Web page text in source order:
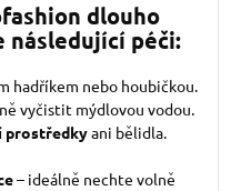
dlouho
následující péči:
hadříkem nebo houbičkou.
vyčistit mýdlovou vodou.
prostředkyani bělidla.
– ideálně nechte volně